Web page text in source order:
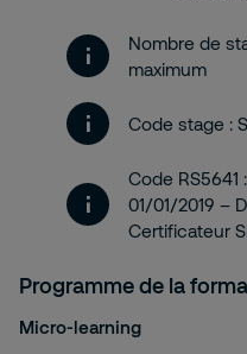
Nombre de
maximum
Code stage :
Code
01/01/2019 –
Certificateur
Programme de la
Micro-learning